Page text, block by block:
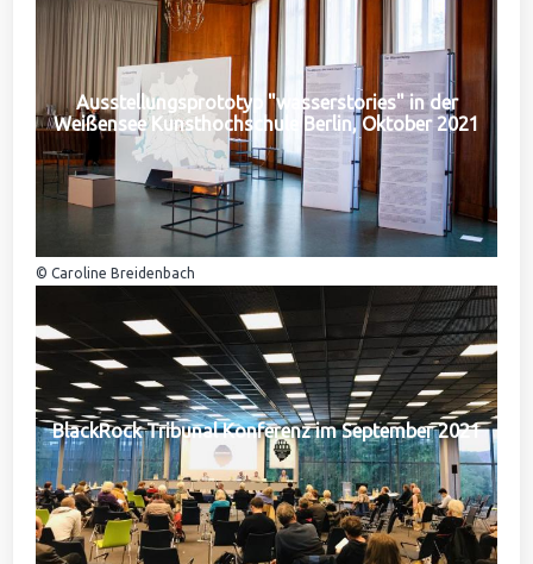
Ausstellungsprototyp "wasserstories" in der
Weißensee Kunsthochschule Berlin, Oktober 2021
© Caroline Breidenbach
BlackRock Tribunal Konferenz im September 2021